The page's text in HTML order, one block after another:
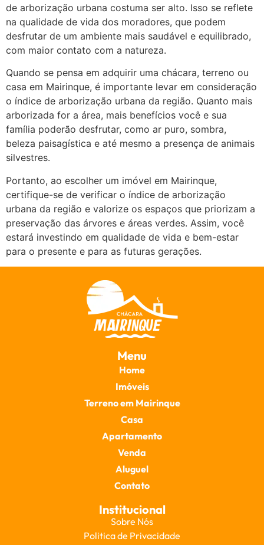
de arborização urbana costuma ser alto. Isso se reflete
na qualidade de vida dos moradores, que podem
desfrutar de um ambiente mais saudável e equilibrado,
com maior contato com a natureza.
Quando se pensa em adquirir uma chácara, terreno ou
casa em Mairinque, é importante levar em consideração
o índice de arborização urbana da região. Quanto mais
arborizada for a área, mais benefícios você e sua
família poderão desfrutar, como ar puro, sombra,
beleza paisagística e até mesmo a presença de animais
silvestres.
Portanto, ao escolher um imóvel em Mairinque,
certifique-se de verificar o índice de arborização
urbana da região e valorize os espaços que priorizam a
preservação das árvores e áreas verdes. Assim, você
estará investindo em qualidade de vida e bem-estar
para o presente e para as futuras gerações.
Menu
Home
Imóveis
Terreno em Mairinque
Casa
Apartamento
Venda
Aluguel
Contato
Institucional
Sobre Nós
Politica de Privacidade